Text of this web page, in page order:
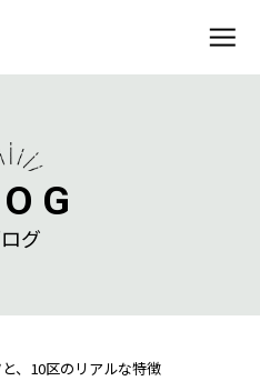
グ
、10区のリアルな特徴